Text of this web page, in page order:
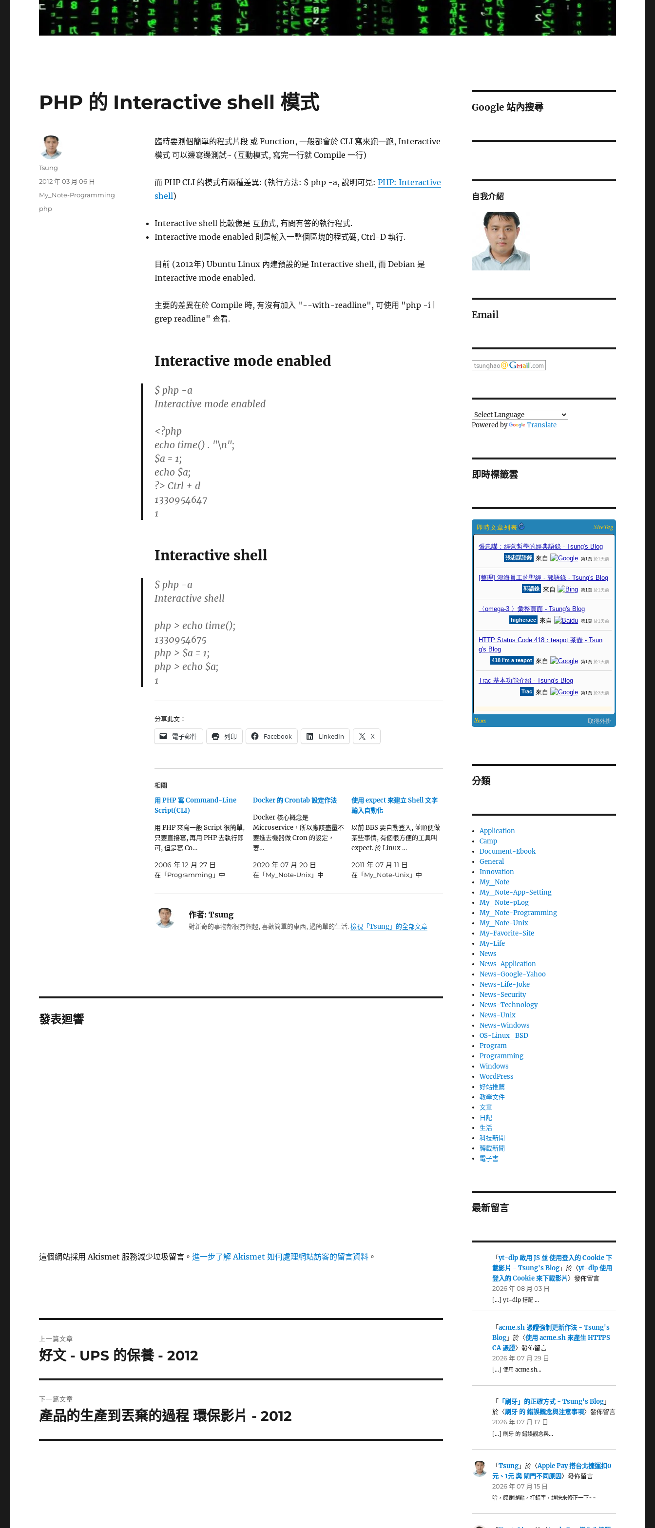
PHP 的 Interactive shell 模式
臨時要測個簡單的程式片段 或 Function, 一般都會於 CLI 寫來跑一跑, Interactive
模式 可以邊寫邊測試~ (互動模式, 寫完一行就 Compile 一行)
而 PHP CLI 的模式有兩種差異: (執行方法: $ php -a, 說明可見: PHP: Interactive
shell)
Interactive shell 比較像是 互動式, 有問有答的執行程式.
Interactive mode enabled 則是輸入一整個區塊的程式碼, Ctrl-D 執行.
目前 (2012年) Ubuntu Linux 內建預設的是 Interactive shell, 而 Debian 是
Interactive mode enabled.
主要的差異在於 Compile 時, 有沒有加入 "--with-readline", 可使用 "php -i |
grep readline" 查看.
Interactive mode enabled
$ php -a
Interactive mode enabled
<?php
echo time() . "\n";
$a = 1;
echo $a;
?> Ctrl + d
1330954647
1
Interactive shell
$ php -a
Interactive shell
php > echo time();
1330954675
php > $a = 1;
php > echo $a;
1
分享此文：
電子郵件 列印 Facebook LinkedIn X
相關
用 PHP 寫 Command-Line
Script(CLI)
用 PHP 來寫一般 Script 很簡單,
只要直接寫, 再用 PHP 去執行即
可, 但是寫 Co…
2006 年 12 月 27 日
在「Programming」中
Docker 的 Crontab 設定作法
Docker 核心概念是
Microservice，所以應該盡量不
要進去機器做 Cron 的設定，
要…
2020 年 07 月 20 日
在「My_Note-Unix」中
使用 expect 來建立 Shell 文字
輸入自動化
以前 BBS 要自動登入, 並順便做
某些事情, 有個很方便的工具叫
expect. 於 Linux …
2011 年 07 月 11 日
在「My_Note-Unix」中
作者:Tsung
對新奇的事物都很有興趣, 喜歡簡單的東西, 過簡單的生活.檢視「Tsung」的全部文章
作
Tsung
發
日
期:
2012 年 03 月 06 日
分
類
My_Note-Programming
標
php
發表迴響
這個網站採用 Akismet 服務減少垃圾留言。進一步了解 Akismet 如何處理網站訪客的留言資料 。
章
上一篇文章
上
篇
文
章:
好文 - UPS 的保養 - 2012
下一篇文章
下
篇
產品的生產到丟棄的過程 環保影片 - 2012
Google 站內搜尋
自我介紹
Email
Powered by Translate
即時標籤雲
SiteTag
分類
Application
Camp
Document-Ebook
General
Innovation
My_Note
My_Note-App-Setting
My_Note-pLog
My_Note-Programming
My_Note-Unix
My-Favorite-Site
My-Life
News
News-Application
News-Google-Yahoo
News-Life-Joke
News-Security
News-Technology
News-Unix
News-Windows
OS-Linux_BSD
Program
Programming
Windows
WordPress
好站推薦
教學文件
文章
日記
生活
科技新聞
轉載新聞
電子書
最新留言
「yt-dlp 啟用 JS 並 使用登入的 Cookie 下
載影片 - Tsung's Blog」於〈yt-dlp 使用
登入的 Cookie 來下載影片〉發佈留言
2026 年 08 月 03 日
[…] yt-dlp 搭配 …
「acme.sh 憑證強制更新作法 - Tsung's
Blog」於〈使用 acme.sh 來產生 HTTPS
CA 憑證〉發佈留言
2026 年 07 月 29 日
[…] 使用 acme.sh…
「 「刷牙」的正確方式 - Tsung's Blog」
於〈刷牙 的 錯誤觀念與注意事項〉發佈留言
2026 年 07 月 17 日
[…] 刷牙 的 錯誤觀念與…
「Tsung」於〈Apple Pay 搭台北捷運扣0
元、1元 與 閘門不同原因〉發佈留言
2026 年 07 月 15 日
哈，感謝提點，打錯字，趕快來修正一下~~